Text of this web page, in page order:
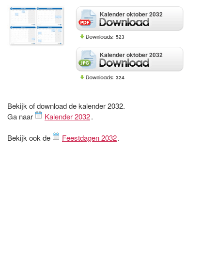
Kalender oktober 2032
523
Kalender oktober 2032
324
Bekijk of download de kalender 2032.
Ga naar
Kalender 2032.
Bekijk ook de Feestdagen 2032.